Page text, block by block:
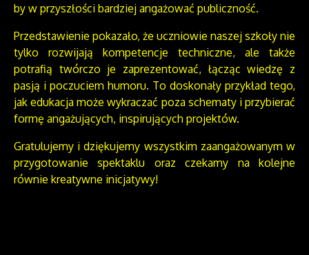
by w przyszłości bardziej angażować publiczność.
Przedstawienie pokazało, że uczniowie naszej szkoły nie
tylko rozwijają kompetencje techniczne, ale także
potrafią twórczo je zaprezentować, łącząc wiedzę z
pasją i poczuciem humoru. To doskonały przykład tego,
jak edukacja może wykraczać poza schematy i przybierać
formę angażujących, inspirujących projektów.
Gratulujemy i dziękujemy wszystkim zaangażowanym w
przygotowanie spektaklu oraz czekamy na kolejne
równie kreatywne inicjatywy!